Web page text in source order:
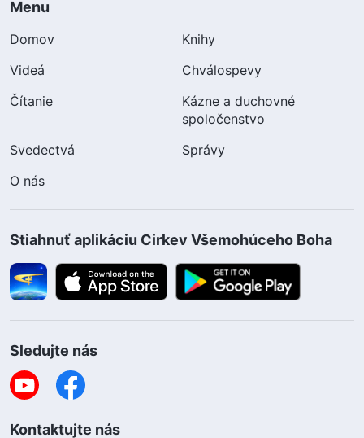
Menu
Domov
Knihy
Videá
Chválospevy
Čítanie
Kázne a duchovné
spoločenstvo
Svedectvá
Správy
O nás
Stiahnuť aplikáciu Cirkev Všemohúceho Boha
Sledujte nás
Kontaktujte nás